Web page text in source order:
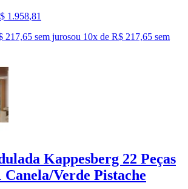
1.958,81
217,65 sem jurosou 10x de R$ 217,65 sem
Kappesberg 22 Peças
Verde Pistache